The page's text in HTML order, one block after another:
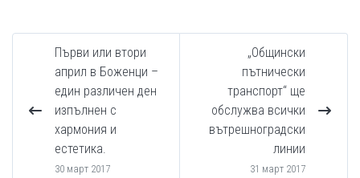
Първи или втори
април в Боженци –
един различен ден
изпълнен с
хармония и
естетика.
30 март 2017
„Общински
пътнически
транспорт“ ще
обслужва всички
вътрешноградски
линии
31 март 2017